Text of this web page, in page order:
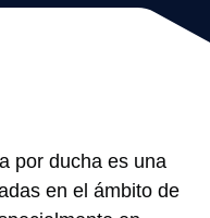
por ducha es una
en el ámbito de